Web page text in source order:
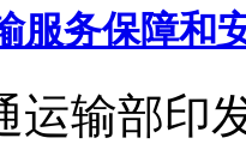
服务保障和
运输部印